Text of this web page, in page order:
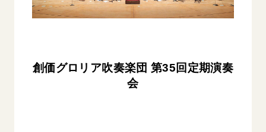
創価グロリア吹奏楽団 第35回定期演奏
会